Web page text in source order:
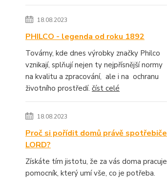
18.08.2023
PHILCO - legenda od roku 1892
Továrny, kde dnes výrobky značky Philco
vznikají, splňují nejen ty nejpřísnější normy
na kvalitu a zpracování, ale i na ochranu
životního prostředí. číst celé
18.08.2023
Proč si pořídit domů právě spotřebiče
LORD?
Získáte tím jistotu, že za vás doma pracuje
pomocník, který umí vše, co je potřeba.